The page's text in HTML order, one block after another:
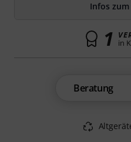
Infos
1 in
Beratung